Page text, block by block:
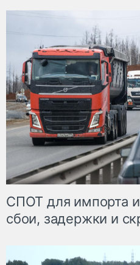
СПОТ для импорта
сбои, задержки и